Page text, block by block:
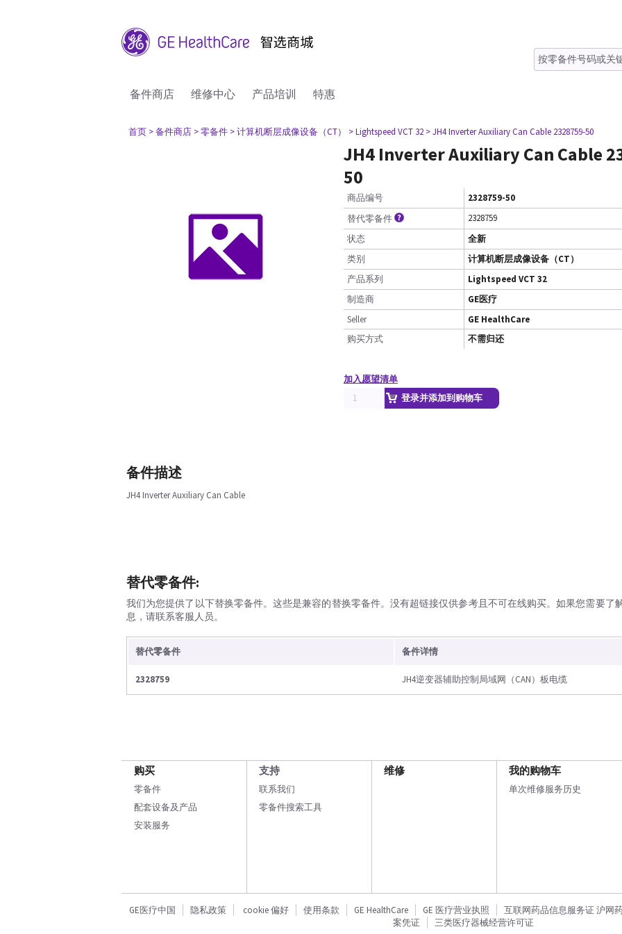
备件商店 维修中心 产品培训 特惠
首页 > 备件商店 > 零备件 > 计算机断层成像设备（CT） > Lightspeed VCT 32 > JH4 Inverter Auxiliary Can Cable 2328759-50
JH4 Inverter Auxiliary Can Cable
50
商品编号
2328759-50
替代零备件
2328759
状态
全新
类别
计算机断层成像设备（CT）
产品系列
Lightspeed VCT 32
制造商
GE医疗
Seller
GE HealthCare
购买方式
不需归还
加入愿望清单
登录并添加到购物车
备件描述
JH4 Inverter Auxiliary Can Cable
替代零备件:
我们为您提供了以下替换零备件。这些是兼容的替换零备件。没有超链接仅供参考且不可在线购买。如果您需要了
息，请联系客服人员。
替代零备件 备件详情
2328759 JH4逆变器辅助控制局域网（CAN）板电缆
购买
零备件
配套设备及产品
安装服务
支持
联系我们
零备件搜索工具
维修 我的购物车
单次维修服务历史
GE医疗中国 隐私政策 cookie 偏好 使用条款 GE HealthCare GE 医疗营业执照 互联网药品信息服务证 沪网
案凭证
三类医疗器械经营许可证